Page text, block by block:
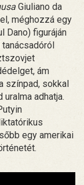
Giuliano da
méghozzá egy
Dano) figuráján
ám
színpad, sokkal
adhatja.
egy amerikai